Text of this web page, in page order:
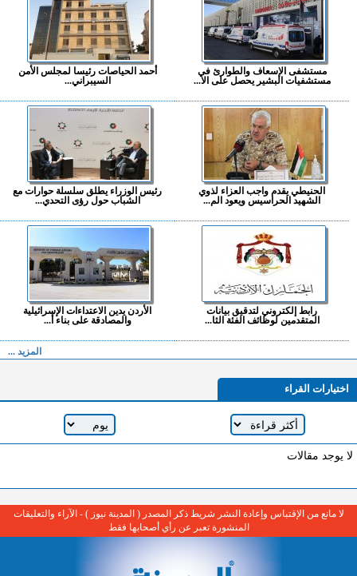
مستشفى الإسعاف والطوارئ في
مستشفيات البشير يحصل على الا...
أحمد الحياصات رئيسا لمجلس الأمن
السيبراني...
الحنيطي يقدم واجب العزاء لذوي
الشهيد الحراسيس ويعود الم...
رئيس الوزراء يطلق سلسلة حوارات مع
الشباب حول رؤى التحدي...
رابط إلكتروني لتدقيق بيانات
المتقدمين لوظائف الفئة الثا...
الأردن يدين الاعتداءات الإسرائيلية
والمصادقة على بناء أ...
المزيد ...
اختيارات القراء
لا يوجد مقالات
لا مانع من الإقتباس وإعادة النشر شريط ذكر المصدر ( المدينة نيوز ) - الآراء والتعليقات
المنشورة تعبر عن رأي أصحابها فقط